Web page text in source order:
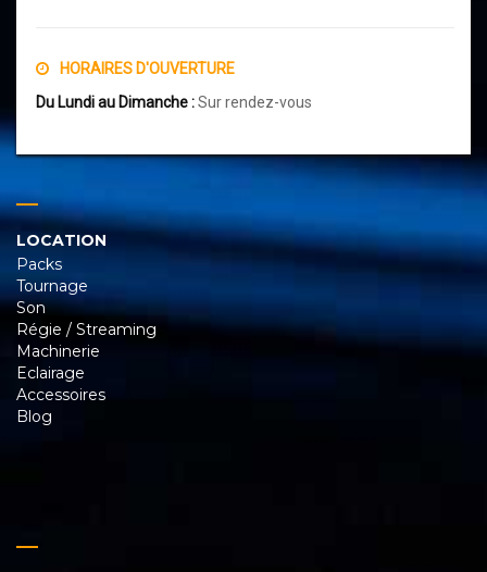
HORAIRES D'OUVERTURE
Du Lundi au Dimanche :Sur rendez-vous
LOCATION
Packs
Tournage
Son
Régie / Streaming
Machinerie
Eclairage
Accessoires
Blog